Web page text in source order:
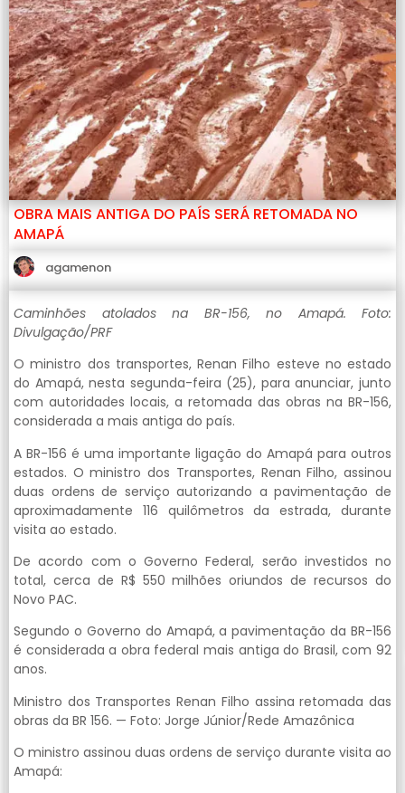
OBRA MAIS ANTIGA DO PAÍS SERÁ RETOMADA NO
AMAPÁ
agamenon
Caminhões atolados na BR-156, no Amapá. Foto:
Divulgação/PRF
O ministro dos transportes, Renan Filho esteve no estado
do Amapá, nesta segunda-feira (25), para anunciar, junto
com autoridades locais, a retomada das obras na BR-156,
considerada a mais antiga do país.
A BR-156 é uma importante ligação do Amapá para outros
estados. O ministro dos Transportes, Renan Filho, assinou
duas ordens de serviço autorizando a pavimentação de
aproximadamente 116 quilômetros da estrada, durante
visita ao estado.
De acordo com o Governo Federal, serão investidos no
total, cerca de R$ 550 milhões oriundos de recursos do
Novo PAC.
Segundo o Governo do Amapá, a pavimentação da BR-156
é considerada a obra federal mais antiga do Brasil, com 92
anos.
Ministro dos Transportes Renan Filho assina retomada das
obras da BR 156. — Foto: Jorge Júnior/Rede Amazônica
O ministro assinou duas ordens de serviço durante visita ao
Amapá: